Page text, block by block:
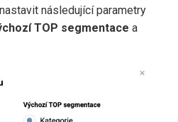
následující parametry
TOP segmentace a